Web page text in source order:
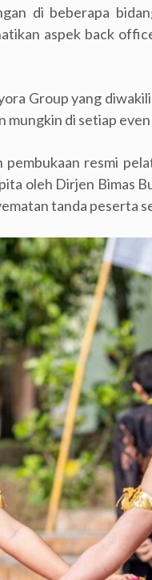
di beberapa
aspek back
Group yang
di setiap
pembukaan resmi
oleh Dirjen Bimas
tanda peserta